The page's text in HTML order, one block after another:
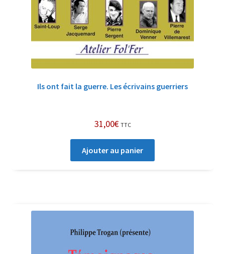
Ils ont fait la guerre. Les écrivains guerriers
31,00€ TTC
Ajouter au panier